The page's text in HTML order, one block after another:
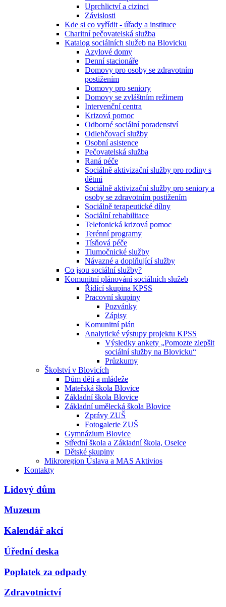
Uprchlictví a cizinci
Závislosti
Kde si co vyřídit - úřady a instituce
Charitní pečovatelská služba
Katalog sociálních služeb na Blovicku
Azylové domy
Denní stacionáře
Domovy pro osoby se zdravotním
postižením
Domovy pro seniory
Domovy se zvláštním režimem
Intervenční centra
Krizová pomoc
Odborné sociální poradenství
Odlehčovací služby
Osobní asistence
Pečovatelská služba
Raná péče
Sociálně aktivizační služby pro rodiny s
dětmi
Sociálně aktivizační služby pro seniory a
osoby se zdravotním postižením
Sociálně terapeutické dílny
Sociální rehabilitace
Telefonická krizová pomoc
Terénní programy
Tísňová péče
Tlumočnické služby
Návazné a doplňující služby
Co jsou sociální služby?
Komunitní plánování sociálních služeb
Řídící skupina KPSS
Pracovní skupiny
Pozvánky
Zápisy
Komunitní plán
Analytické výstupy projektu KPSS
Výsledky ankety „Pomozte zlepšit
sociální služby na Blovicku“
Průzkumy
Školství v Blovicích
Dům dětí a mládeže
Mateřská škola Blovice
Základní škola Blovice
Základní umělecká škola Blovice
Zprávy ZUŠ
Fotogalerie ZUŠ
Gymnázium Blovice
Střední škola a Základní škola, Oselce
Dětské skupiny
Mikroregion Úslava a MAS Aktivios
Kontakty
Lidový dům
Muzeum
Kalendář akcí
Úřední deska
Poplatek za odpady
Zdravotnictví